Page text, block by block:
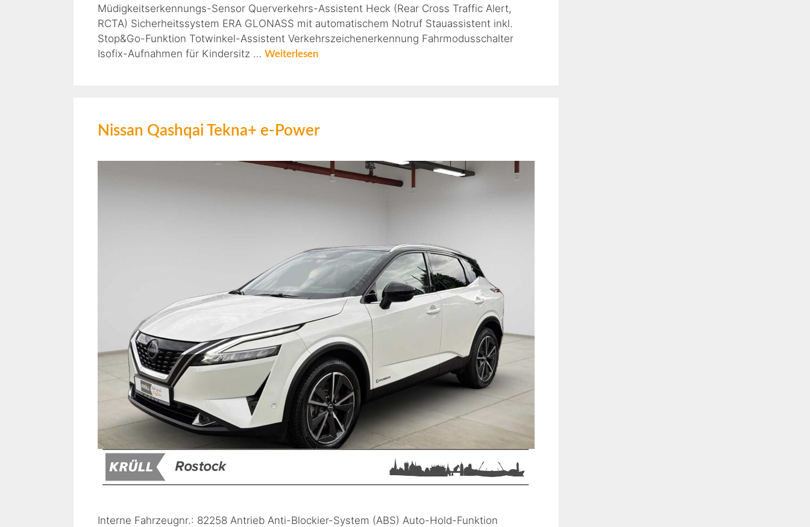
Müdigkeitserkennungs-Sensor Querverkehrs-Assistent Heck (Rear Cross Traffic Alert,
RCTA) Sicherheitssystem ERA GLONASS mit automatischem Notruf Stauassistent inkl.
Stop&Go-Funktion Totwinkel-Assistent Verkehrszeichenerkennung Fahrmodusschalter
Isofix-Aufnahmen für Kindersitz … Weiterlesen
Nissan Qashqai Tekna+ e-Power
Interne Fahrzeugnr.: 82258 Antrieb Anti-Blockier-System (ABS) Auto-Hold-Funktion